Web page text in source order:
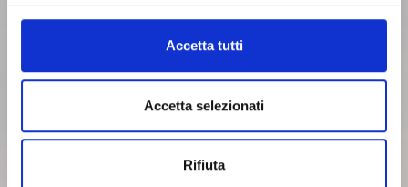
Accetta tutti
Accetta selezionati
Rifiuta
ARCHIVIO 2006
ARCHIVIO 2007
ARCHIVIO 2008